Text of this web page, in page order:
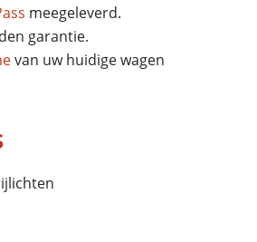
meegeleverd.
garantie.
van uw huidige wagen